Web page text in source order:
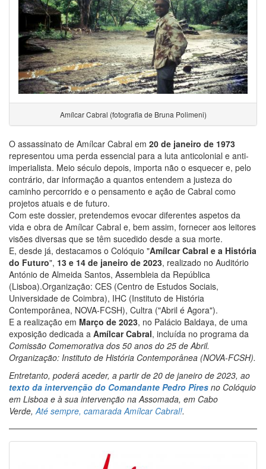
Amílcar Cabral (fotografia de Bruna Polimeni)
O assassinato de Amílcar Cabral em 20 de janeiro de 1973
representou uma perda essencial para a luta anticolonial e anti-
imperialista. Meio século depois, importa não o esquecer e, pelo
contrário, dar informação a quantos entendem a justeza do
caminho percorrido e o pensamento e ação de Cabral como
projetos atuais e de futuro.
Com este dossier, pretendemos evocar diferentes aspetos da
vida e obra de Amílcar Cabral e, bem assim, fornecer aos leitores
visões diversas que se têm sucedido desde a sua morte.
E, desde já, destacamos o Colóquio "Amílcar Cabral e a História
do Futuro", 13 e 14 de janeiro de 2023, realizado no Auditório
António de Almeida Santos, Assembleia da República
(Lisboa).Organização: CES (Centro de Estudos Sociais,
Universidade de Coimbra), IHC (Instituto de História
Contemporânea, NOVA-FCSH), Cultra ("Abril é Agora").
E a realização em Março de 2023, no Palácio Baldaya, de uma
exposição dedicada a Amílcar Cabral, incluída no programa da
Comissão Comemorativa dos 50 anos do 25 de Abril.
Organização: Instituto de História Contemporânea (NOVA-FCSH).
Entretanto, poderá aceder, a partir de 20 de janeiro de 2023, ao
texto da intervenção do Comandante Pedro Pires no Colóquio
em Lisboa e à sua intervenção na Assomada, em Cabo
Verde, Até sempre, camarada Amílcar Cabral!.